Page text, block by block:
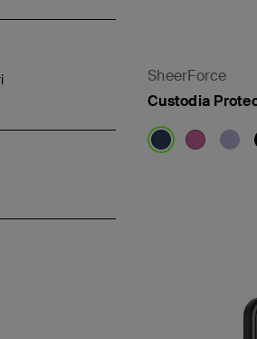
per Cellulari
per Categorie: Custodie per iPhone
Magnetic
SheerForce
Custodia